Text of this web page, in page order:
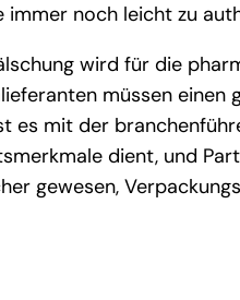
noch leicht zu
wird für die
müssen einen
es mit der
dient, und
gewesen,